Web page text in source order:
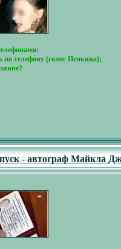
по телефону (голос Пенкина);
- автограф Майкла